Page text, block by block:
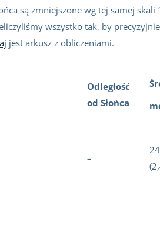
są zmniejszone wg tej samej
wszystko tak, by
jest arkusz z obliczeniami.
Odległość
od Słońca
–